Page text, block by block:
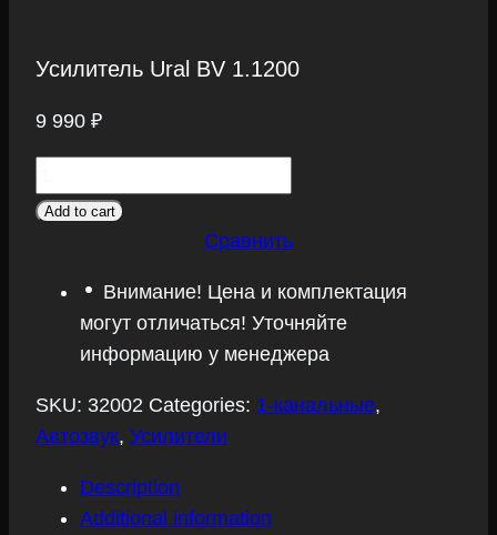
Усилитель Ural BV 1.1200
9 990 ₽
Ural
quantity
Add to cart
Сравнить
Внимание! Цена и комплектация
могут отличаться! Уточняйте
информацию у менеджера
SKU: 32002 Categories: 1-канальные,
Автозвук, Усилители
Description
Additional information